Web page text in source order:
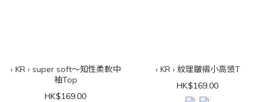
‹ KR › super soft～知性柔軟中
袖Top
HK$169.00
‹ KR › 紋理皺褶小高領T
HK$169.00